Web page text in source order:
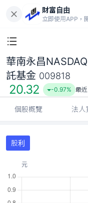
財富自由
立即使用APP，
華南永昌NASDAQ
華南永昌
託基金 009818
20.32 -0.97% 最
個股概覽 法人
股利